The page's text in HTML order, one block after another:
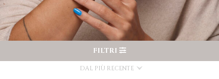
DAL PIÙ RECENTE
FILTRI